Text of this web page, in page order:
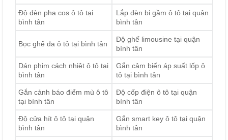
Độ đèn pha cos ô tô tại
bình tân
Lắp đèn bi gầm ô tô tại quận
bình tân
Bọc ghế da ô tô tại bình tân
Độ ghế limousine tại quận
bình tân
Dán phim cách nhiệt ô tô tại
bình tân
Gắn cảm biến áp suất lốp ô
tô tại bình tân
Gắn cảnh báo điểm mù ô tô
tại bình tân
Độ cốp điện ô tô tại quận
bình tân
Độ cửa hít ô tô tại quận
bình tân
Gắn smart key ô tô tại quận
bình tân